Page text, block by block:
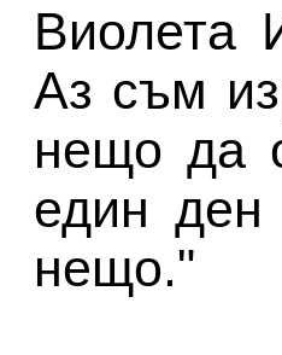
Виолета
Аз съм
нещо да
един
нещо."